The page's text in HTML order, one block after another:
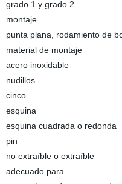
grado 1 y grado 2
montaje
punta plana, rodamiento de
material de montaje
acero inoxidable
nudillos
cinco
esquina
esquina cuadrada o redonda
pin
no extraíble o extraíble
adecuado para